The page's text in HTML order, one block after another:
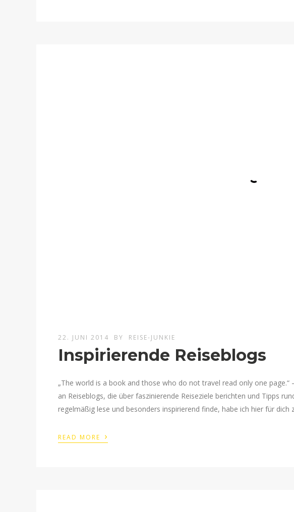
22. JUNI 2014 BY REISE-JUNKIE
Inspirierende Reiseblogs
„The world is a book and those who do not travel read only one
an Reiseblogs, die über faszinierende Reiseziele berichten und Tipps
regelmäßig lese und besonders inspirierend finde, habe ich hier für
READ MORE ›